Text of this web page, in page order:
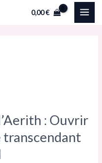
0,00€
: Ouvrir
transcendant